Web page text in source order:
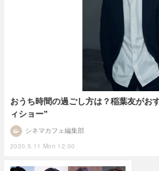
おうち時間の過ごし方は？稲葉友がお
ィショー”
2020.5.11 Mon 12:00
シネマカフェ編集部